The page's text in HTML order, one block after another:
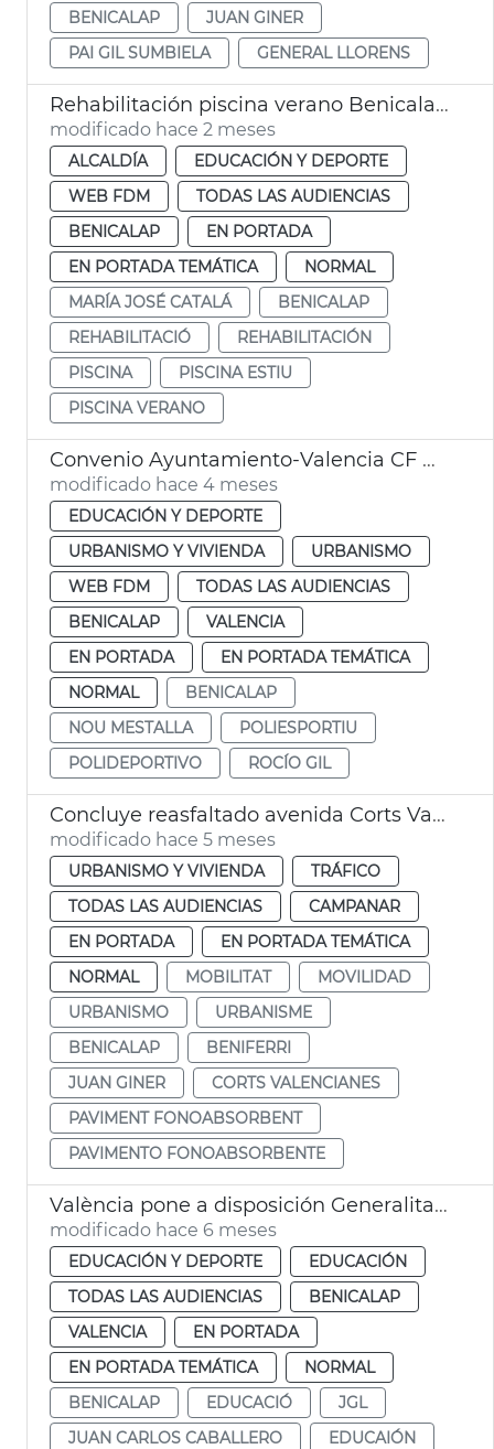
BENICALAP
JUAN GINER
PAI GIL SUMBIELA
GENERAL LLORENS
Rehabilitación piscina verano Benicalap València
modificado hace 2 meses
ALCALDÍA
EDUCACIÓN Y DEPORTE
WEB FDM
TODAS LAS AUDIENCIAS
BENICALAP
EN PORTADA
EN PORTADA TEMÁTICA
NORMAL
MARÍA JOSÉ CATALÁ
BENICALAP
REHABILITACIÓ
REHABILITACIÓN
PISCINA
PISCINA ESTIU
PISCINA VERANO
Convenio Ayuntamiento-Valencia CF Polideportivo Benicalap
modificado hace 4 meses
EDUCACIÓN Y DEPORTE
URBANISMO Y VIVIENDA
URBANISMO
WEB FDM
TODAS LAS AUDIENCIAS
BENICALAP
VALENCIA
EN PORTADA
EN PORTADA TEMÁTICA
NORMAL
BENICALAP
NOU MESTALLA
POLIESPORTIU
POLIDEPORTIVO
ROCÍO GIL
Concluye reasfaltado avenida Corts Valencianes
modificado hace 5 meses
URBANISMO Y VIVIENDA
TRÁFICO
TODAS LAS AUDIENCIAS
CAMPANAR
EN PORTADA
EN PORTADA TEMÁTICA
NORMAL
MOBILITAT
MOVILIDAD
URBANISMO
URBANISME
BENICALAP
BENIFERRI
JUAN GINER
CORTS VALENCIANES
PAVIMENT FONOABSORBENT
PAVIMENTO FONOABSORBENTE
València pone a disposición Generalitat solar para centro educación especial
modificado hace 6 meses
EDUCACIÓN Y DEPORTE
EDUCACIÓN
TODAS LAS AUDIENCIAS
BENICALAP
VALENCIA
EN PORTADA
EN PORTADA TEMÁTICA
NORMAL
BENICALAP
EDUCACIÓ
JGL
JUAN CARLOS CABALLERO
EDUCAIÓN